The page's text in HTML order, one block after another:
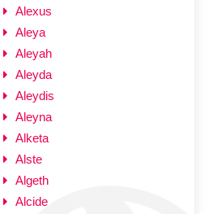
Alexus
Aleya
Aleyah
Aleyda
Aleydis
Aleyna
Alketa
Alste
Algeth
Alcide